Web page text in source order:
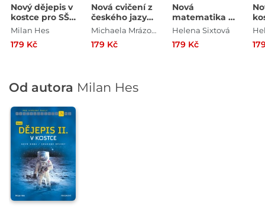
Nový dějepis v
kostce pro SŠ
II.
Milan Hes
179 Kč
Nová cvičení z
českého jazyka
v kostce pro SŠMichaela Mrázová
179 Kč
Nová
matematika v
kostce pro SŠ
Helena Sixtová
179 Kč
Od autora Milan Hes